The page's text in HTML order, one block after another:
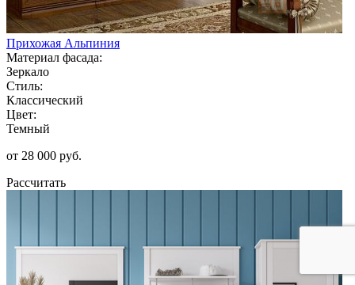
Прихожая Альпиния
Материал фасада:
Зеркало
Стиль:
Классический
Цвет:
Темный
от 28 000 руб.
Рассчитать